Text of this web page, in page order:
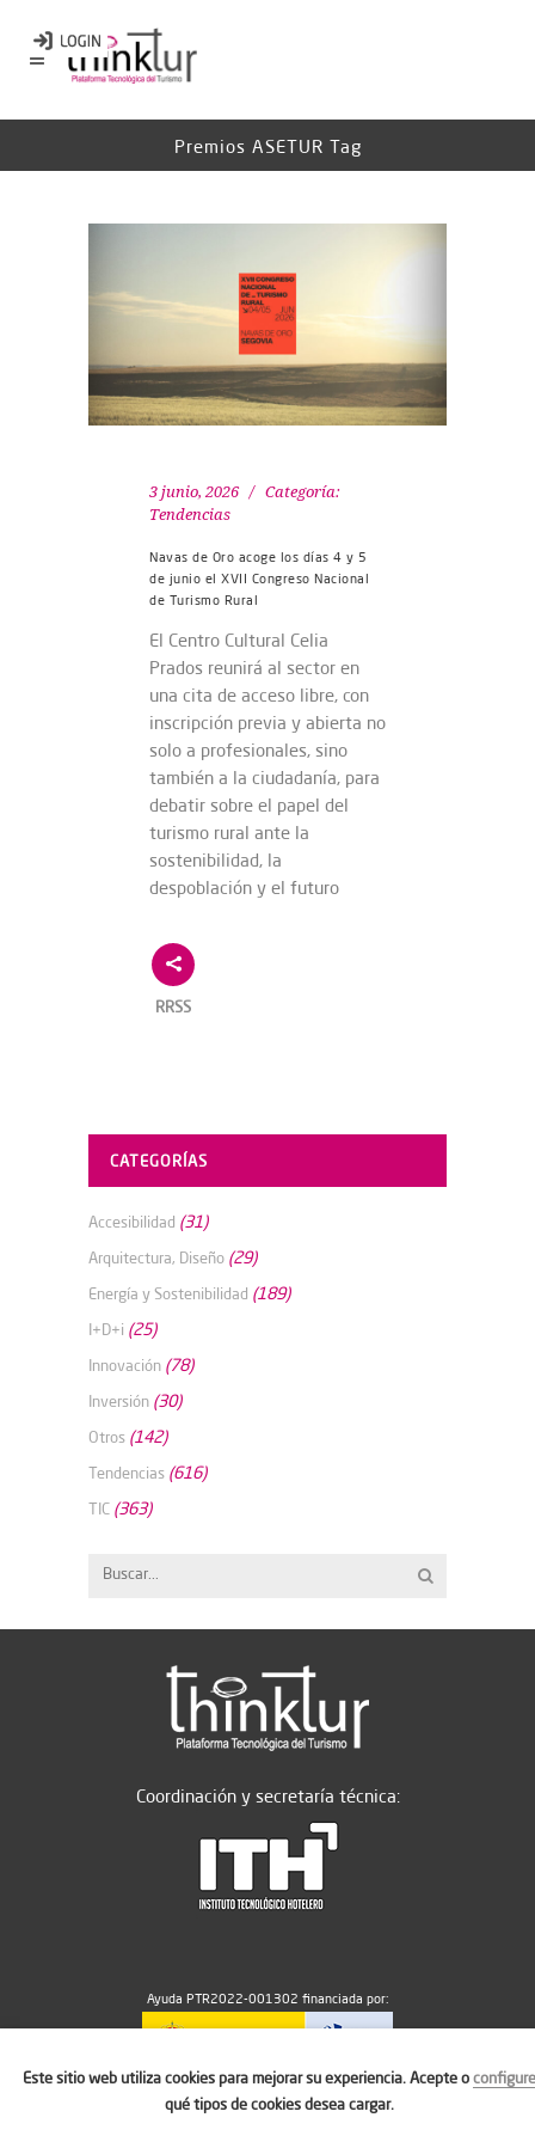
Premios ASETUR Tag
3 junio, 2026
Categoría:
Tendencias
Navas de Oro acoge los días 4 y 5
de junio el XVII Congreso Nacional
de Turismo Rural
El Centro Cultural Celia
Prados reunirá al sector en
una cita de acceso libre, con
inscripción previa y abierta no
solo a profesionales, sino
también a la ciudadanía, para
debatir sobre el papel del
turismo rural ante la
sostenibilidad, la
despoblación y el futuro
RRSS
CATEGORÍAS
Accesibilidad (31)
Arquitectura, Diseño (29)
Energía y Sostenibilidad (189)
I+D+i (25)
Innovación (78)
Inversión (30)
Otros (142)
Tendencias (616)
TIC (363)
Coordinación y secretaría técnica:
Ayuda PTR2022-001302 financiada por:
MICIU/AEI/10.13039/501100011033
Este sitio web utiliza cookies para mejorar su experiencia. Acepte oconfigure
qué tipos de cookies desea cargar.